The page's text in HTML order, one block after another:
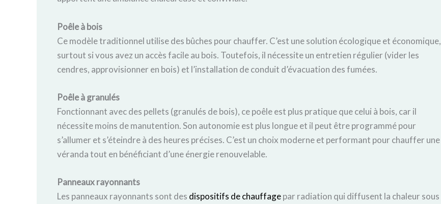
Poêle à bois
Ce modèle traditionnel utilise des bûches pour chauffer. C’est une solution écologique et économique,
surtout si vous avez un accès facile au bois. Toutefois, il nécessite un entretien régulier (vider les
cendres, approvisionner en bois) et l’installation de conduit d’évacuation des fumées.
Poêle à granulés
Fonctionnant avec des pellets (granulés de bois), ce poêle est plus pratique que celui à bois, car il
nécessite moins de manutention. Son autonomie est plus longue et il peut être programmé pour
s’allumer et s’éteindre à des heures précises. C’est un choix moderne et performant pour chauffer une
véranda tout en bénéficiant d’une énergie renouvelable.
Panneaux rayonnants
Les panneaux rayonnants sont des dispositifs de chauffagepar radiation qui diffusent la chaleur sous